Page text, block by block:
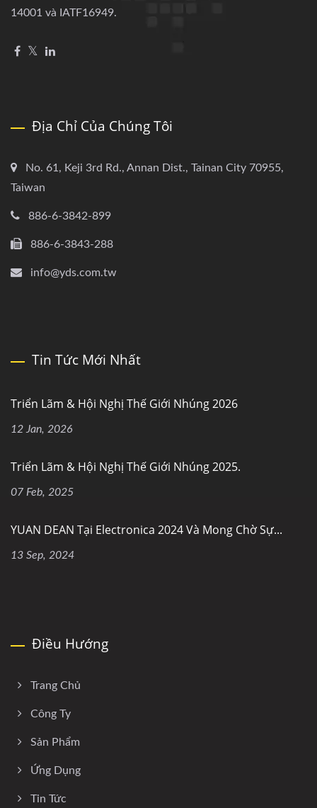
14001 và IATF16949.
Địa Chỉ Của Chúng Tôi
No. 61, Keji 3rd Rd., Annan Dist., Tainan City 70955,
Taiwan
886-6-3842-899
886-6-3843-288
info@yds.com.tw
Tin Tức Mới Nhất
Triển Lãm & Hội Nghị Thế Giới Nhúng 2026
12 Jan, 2026
Triển Lãm & Hội Nghị Thế Giới Nhúng 2025.
07 Feb, 2025
YUAN DEAN Tại Electronica 2024 Và Mong Chờ Sự...
13 Sep, 2024
Điều Hướng
Trang Chủ
Công Ty
Sản Phẩm
Ứng Dụng
Tin Tức